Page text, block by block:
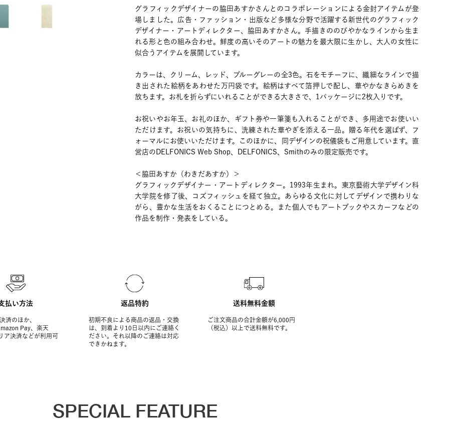
グラフィックデザイナーの脇田あすかさんとのコラボレーションによる金封アイテムが登
場しました。広告・ファッション・出版など多様な分野で活躍する新世代のグラフィック
デザイナー・アートディレクター、脇田あすかさん。手描きののびやかなラインから生ま
れる形と色の組み合わせ。鮮度の高いそのアートの魅力を最大限に生かし、大人の女性に
似合うアイテムを展開しています。
カラーは、クリーム、レッド、ブルーグレーの全3色。石をモチーフに、繊細なラインで描
き出された絵柄をあわせた万円袋です。絵柄はすべて箔押しで配し、華やかなきらめきを
放ちます。お札を折らずにいれることができる大きさで、1パッケージに2枚入りです。
お祝いやお年玉、お礼のほか、ギフト券や一筆箋も入れることができ、多用途でお使いい
ただけます。お祝いの気持ちに、洗練された華やぎを添える一品。贈る年代を選ばず、フ
ォーマルにお使いいただけます。このほかに、同デザインの祝儀袋もご用意しています。直
営店のDELFONICS Web Shop、DELFONICS、Smithのみの限定販売です。
＜脇田あすか（わきだあすか）＞
グラフィックデザイナー・アートディレクター。1993年生まれ。東京藝術大学デザイン科
大学院を修了後、コズフィッシュを経て独立。あらゆる文化に対してデザインで携わりな
がら、豊かな生活をおくることにつとめる。また個人でもアートブックやスカーフなどの
作品を制作・発表をしている。
払い方法
済のほか、
Pay、楽天
ア決済などが利用可
返品特約
初期不良による商品の返品・交換
は、到着より10日以内にご連絡く
ださい。それ以降のご連絡は対応
できかねます。
送料無料金額
ご注文商品の合計金額が6,000円
（税込）以上で送料無料です。
SPECIAL FEATURE